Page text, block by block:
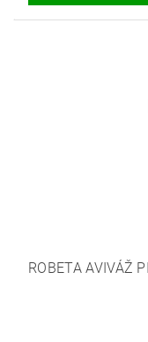
ROBETA AVIVÁŽ